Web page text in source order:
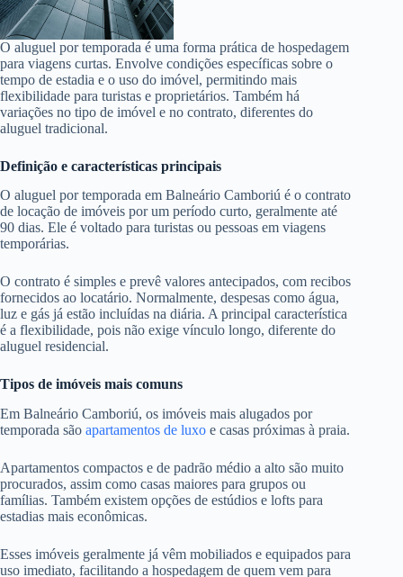
O aluguel por temporada é uma forma prática de hospedagem
para viagens curtas. Envolve condições específicas sobre o
tempo de estadia e o uso do imóvel, permitindo mais
flexibilidade para turistas e proprietários. Também há
variações no tipo de imóvel e no contrato, diferentes do
aluguel tradicional.
Definição e características principais
O aluguel por temporada em Balneário Camboriú é o contrato
de locação de imóveis por um período curto, geralmente até
90 dias. Ele é voltado para turistas ou pessoas em viagens
temporárias.
O contrato é simples e prevê valores antecipados, com recibos
fornecidos ao locatário. Normalmente, despesas como água,
luz e gás já estão incluídas na diária. A principal característica
é a flexibilidade, pois não exige vínculo longo, diferente do
aluguel residencial.
Tipos de imóveis mais comuns
Em Balneário Camboriú, os imóveis mais alugados por
temporada são apartamentos de luxo e casas próximas à praia.
Apartamentos compactos e de padrão médio a alto são muito
procurados, assim como casas maiores para grupos ou
famílias. Também existem opções de estúdios e lofts para
estadias mais econômicas.
Esses imóveis geralmente já vêm mobiliados e equipados para
uso imediato, facilitando a hospedagem de quem vem para